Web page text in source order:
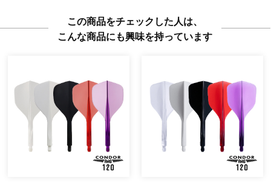
この商品をチェックした人は、
こんな商品にも興味を持っています